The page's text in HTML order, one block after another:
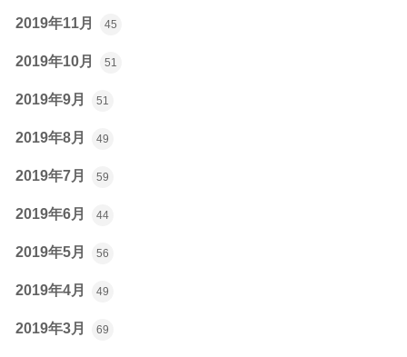
2019年11月 45
2019年10月 51
2019年9月 51
2019年8月 49
2019年7月 59
2019年6月 44
2019年5月 56
2019年4月 49
2019年3月 69